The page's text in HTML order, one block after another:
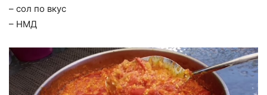
– сол по вкус
– НМД